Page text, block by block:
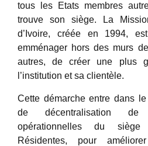
tous les Etats membres
trouve son siège. La
d’Ivoire, créée en 1994,
emménager hors des murs
autres, de créer une plus
l’institution et sa clientèle.
Cette démarche entre dans
de décentralisation de
opérationnelles du
Résidentes, pour